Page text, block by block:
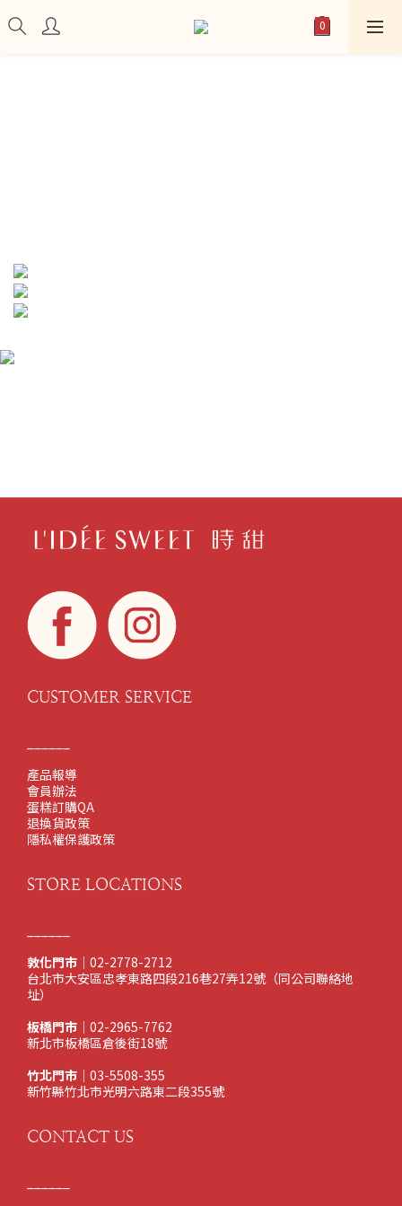
CUSTOMER SERVICE
產品報導
會員辦法
蛋糕訂購QA
退換貨政策
隱私權保護政策
STORE LOCATIONS
敦化門市 ｜02-2778-2712
台北市大安區忠孝東路四段216巷27弄12號（同公司聯絡地
址）
板橋門市 ｜02-2965-7762
新北市板橋區倉後街18號
竹北門市 ｜03-5508-355
新竹縣竹北市光明六路東二段355號
CONTACT US